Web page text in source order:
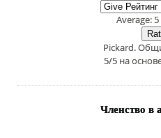
Average:5
Pickard.
5/5на
Членство в